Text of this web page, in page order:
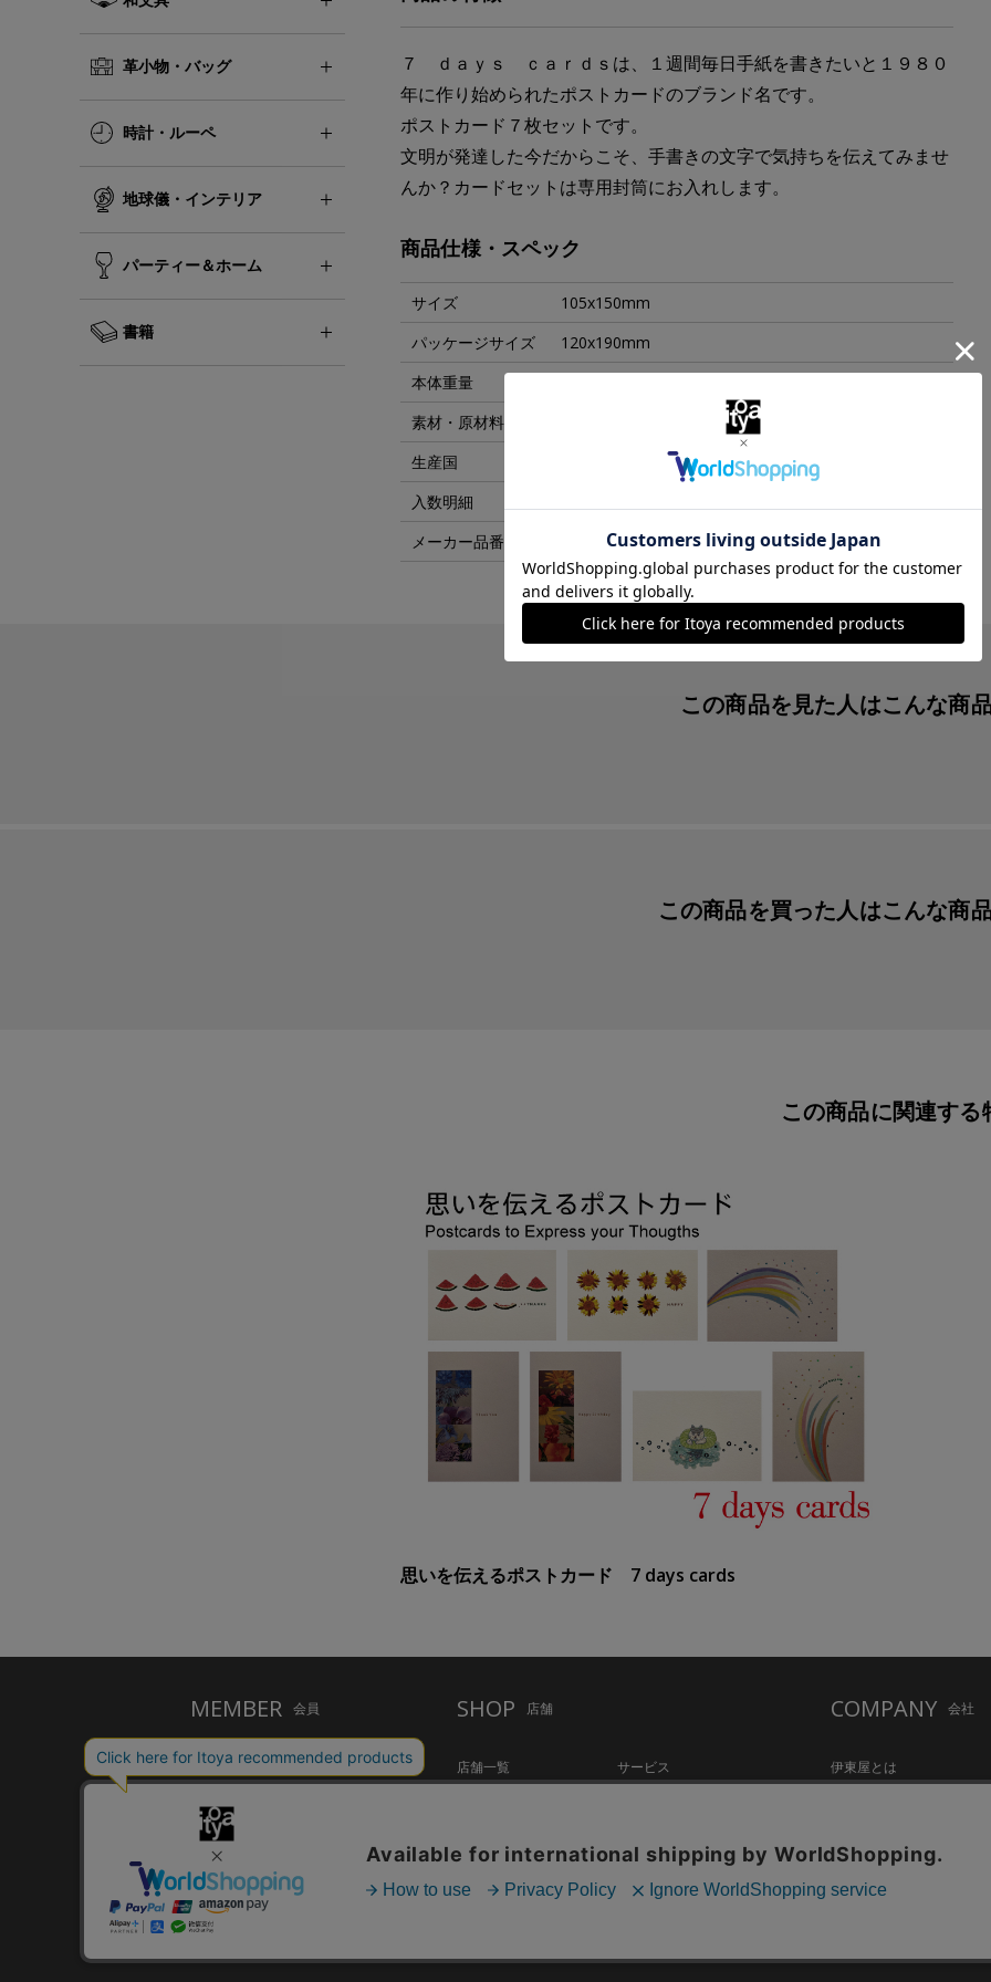
革小物・バッグ
時計・ルーペ
地球儀・インテリア
パーティー＆ホーム
書籍
７ ｄａｙｓ ｃａｒｄｓは、１週間毎日手紙を書きたいと１９８０
年に作り始められたポストカードのブランド名です。
ポストカード７枚セットです。
文明が発達した今だからこそ、手書きの文字で気持ちを伝えてみませ
んか？カードセットは専用封筒にお入れします。
商品仕様・スペック
サイズ
105x150mm
パッケージサイズ
120x190mm
本体重量
素材・原材料
生産国
入数明細
メーカー品番
yaya213
この商品を見た人はこんな商
この商品を買った人はこんな商
この商品に関連する
思いを伝えるポストカード 7 days cards
MEMBER 会員
ご利用ガイド
お問い合わせ
個人情報保護方針
特定商取引法に基づく表示
SHOP 店舗
店舗一覧
CAFE Stylo
FARM
サービス
COMPANY 会社
伊東屋とは
採用情報